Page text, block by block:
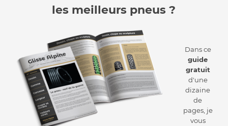
les meilleurs pneus ?
Dans ce
guide
gratuit
d'une
dizaine
de
pages, je
vous